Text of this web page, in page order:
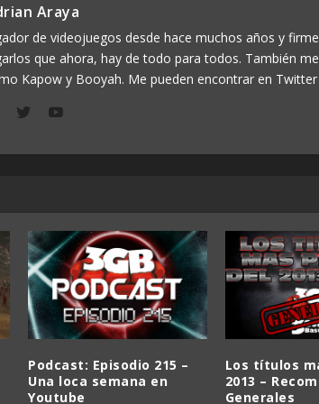
Araya
de videojuegos desde hace muchos años y
que ahora, hay de todo para todos. También
Kapow y Booyah. Me pueden encontrar en
Podcast: Episodio 215 –
Una loca semana en
Youtube
Los títulos
2013 –
Generales